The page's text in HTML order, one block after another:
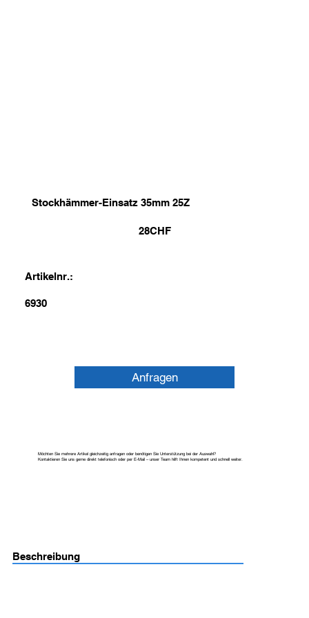
Stockhämmer-Einsatz 35mm 25Z
28CHF
Artikelnr.:
6930
Anfragen
Möchten Sie mehrere Artikel gleichzeitig anfragen oder benötigen Sie Unterstützung bei der Auswahl?
Kontaktieren Sie uns gerne direkt telefonisch oder per E-Mail – unser Team hilft Ihnen kompetent und schnell weiter.
Beschreibung